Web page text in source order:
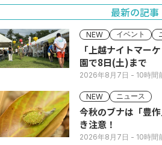
最新の記事
NEW イベント
「上越ナイトマー
園で8日(土)まで
2026年8月7日 - 10時間
NEW ニュース
今秋のブナは「豊作」予測 クマ
き注意！
2026年8月7日 - 10時間